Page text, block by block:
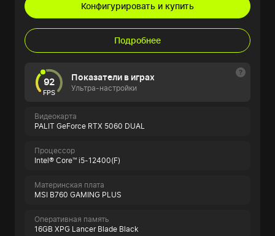
Конфигурировать и купить
Подробнее
92
FPS
Показатели в играх
Ультра-настройки
Видеокарта
PALIT GeForce RTX 5060 DUAL
Процессор
Intel® Core™ i5-12400(F)
Материнская плата
MSI B760 GAMING PLUS
Оперативная память
16GB XPG Lancer Blade Black